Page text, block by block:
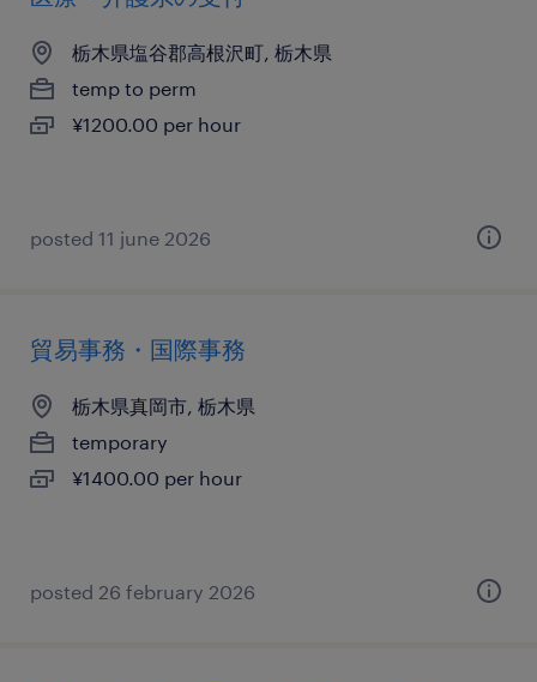
栃木県塩谷郡高根沢町, 栃木県
temp to perm
¥1200.00 per hour
posted 11 june 2026
貿易事務・国際事務
栃木県真岡市, 栃木県
temporary
¥1400.00 per hour
posted 26 february 2026